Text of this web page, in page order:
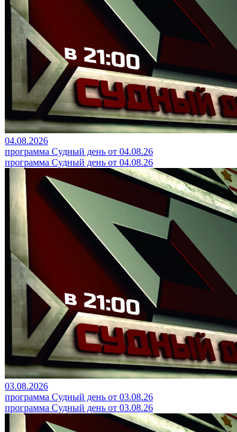
04.08.2026
программа Судный день от 04.08.26
программа Судный день от 04.08.26
03.08.2026
программа Судный день от 03.08.26
программа Судный день от 03.08.26